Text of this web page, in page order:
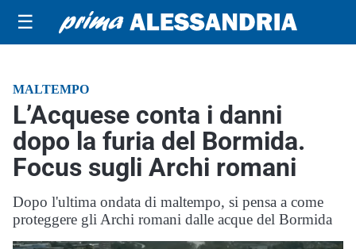
☰
MALTEMPO
L’Acquese conta i danni
dopo la furia del Bormida.
Focus sugli Archi romani
Dopo l'ultima ondata di maltempo, si pensa a come
proteggere gli Archi romani dalle acque del Bormida